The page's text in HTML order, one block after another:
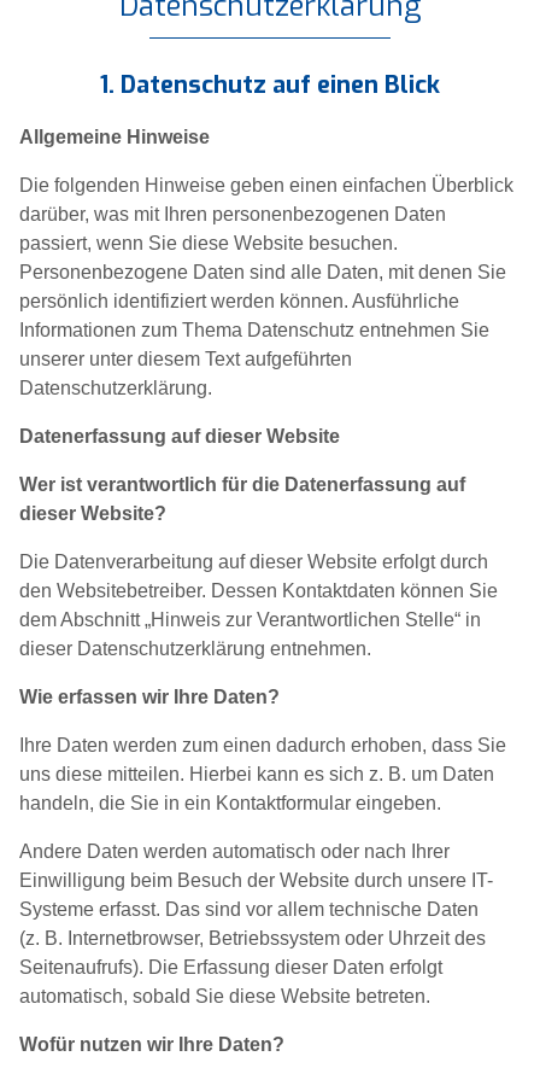
1. Datenschutz auf einen Blick
Allgemeine Hinweise
Die folgenden Hinweise geben einen einfachen Überblick
darüber, was mit Ihren personenbezogenen Daten
passiert, wenn Sie diese Website besuchen.
Personenbezogene Daten sind alle Daten, mit denen Sie
persönlich identifiziert werden können. Ausführliche
Informationen zum Thema Datenschutz entnehmen Sie
unserer unter diesem Text aufgeführten
Datenschutzerklärung.
Datenerfassung auf dieser Website
Wer ist verantwortlich für die Datenerfassung auf
dieser Website?
Die Datenverarbeitung auf dieser Website erfolgt durch
den Websitebetreiber. Dessen Kontaktdaten können Sie
dem Abschnitt „Hinweis zur Verantwortlichen Stelle“ in
dieser Datenschutzerklärung entnehmen.
Wie erfassen wir Ihre Daten?
Ihre Daten werden zum einen dadurch erhoben, dass Sie
uns diese mitteilen. Hierbei kann es sich z. B. um Daten
handeln, die Sie in ein Kontaktformular eingeben.
Andere Daten werden automatisch oder nach Ihrer
Einwilligung beim Besuch der Website durch unsere IT-
Systeme erfasst. Das sind vor allem technische Daten
(z. B. Internetbrowser, Betriebssystem oder Uhrzeit des
Seitenaufrufs). Die Erfassung dieser Daten erfolgt
automatisch, sobald Sie diese Website betreten.
Wofür nutzen wir Ihre Daten?